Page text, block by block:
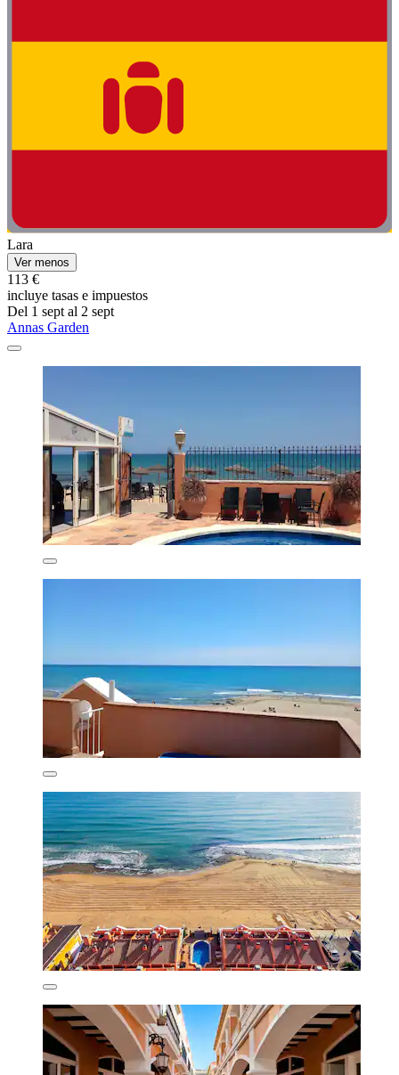
Lara
Ver menos
113 €
incluye tasas e impuestos
Del 1 sept al 2 sept
Annas Garden